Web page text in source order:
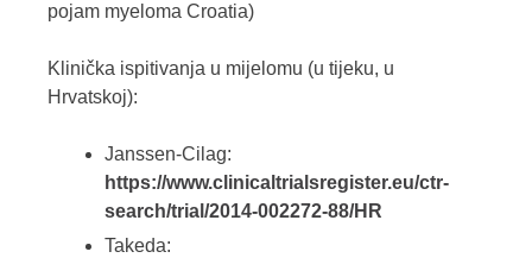
pojam myeloma Croatia)
Klinička ispitivanja u mijelomu (u tijeku, u
Hrvatskoj):
Janssen-Cilag:
https://www.clinicaltrialsregister.eu/ctr-
search/trial/2014-002272-88/HR
Takeda: